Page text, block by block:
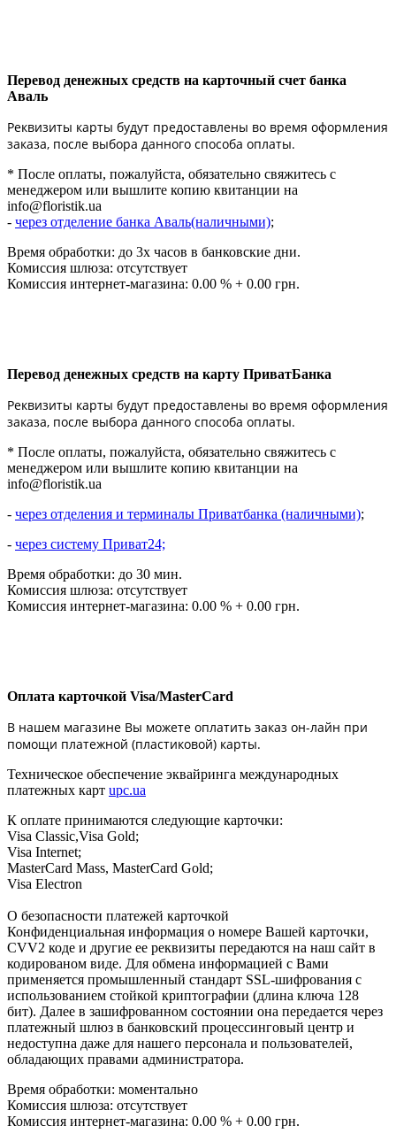
Перевод денежных средств на карточный счет банка
Аваль
Реквизиты карты будут предоставлены во время оформления
заказа, после выбора данного способа оплаты.
* После оплаты, пожалуйста, обязательно свяжитесь с
менеджером или вышлите копию квитанции на
info@floristik.ua
- через отделение банка Аваль(наличными);
Время обработки: до 3х часов в банковские дни.
Комиссия шлюза: отсутствует
Комиссия интернет-магазина: 0.00 % + 0.00 грн.
Перевод денежных средств на карту ПриватБанка
Реквизиты карты будут предоставлены во время оформления
заказа, после выбора данного способа оплаты.
* После оплаты, пожалуйста, обязательно свяжитесь с
менеджером или вышлите копию квитанции на
info@floristik.ua
- через отделения и терминалы Приватбанка (наличными);
- через систему Приват24;
Время обработки: до 30 мин.
Комиссия шлюза: отсутствует
Комиссия интернет-магазина: 0.00 % + 0.00 грн.
Оплата карточкой Visa/MasterCard
В нашем магазине Вы можете оплатить заказ он-лайн при
помощи платежной (пластиковой) карты.
Техническое обеспечение эквайринга международных
платежных карт upc.ua
К оплате принимаются следующие карточки:
Visa Classic,Visa Gold;
Visa Internet;
MasterCard Mass, MasterCard Gold;
Visa Electron
О безопасности платежей карточкой
Конфиденциальная информация о номере Вашей карточки,
CVV2 коде и другие ее реквизиты передаются на наш сайт в
кодированом виде. Для обмена информацией с Вами
применяется промышленный стандарт SSL-шифрования с
использованием стойкой криптографии (длина ключа 128
бит). Далее в зашифрованном состоянии она передается через
платежный шлюз в банковский процессинговый центр и
недоступна даже для нашего персонала и пользователей,
обладающих правами администратора.
Время обработки: моментально
Комиссия шлюза: отсутствует
Комиссия интернет-магазина: 0.00 % + 0.00 грн.